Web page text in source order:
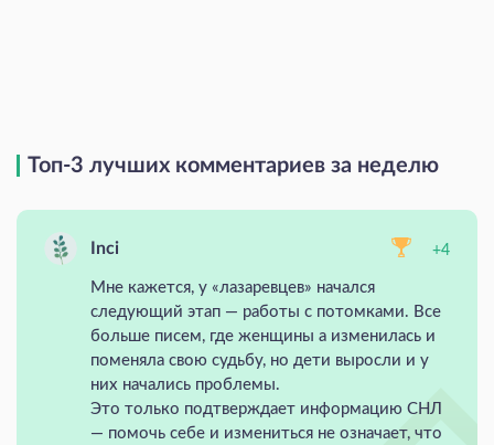
Топ-3 лучших комментариев за неделю
Inci +4
Мне кажется, у «лазаревцев» начался
следующий этап — работы с потомками. Все
больше писем, где женщины а изменилась и
поменяла свою судьбу, но дети выросли и у
них начались проблемы.
Это только подтверждает информацию СНЛ
— помочь себе и измениться не означает, что